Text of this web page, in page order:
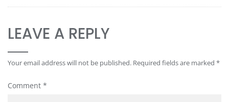
LEAVE A REPLY
Your email address will not be published. Required fields are marked *
Comment *